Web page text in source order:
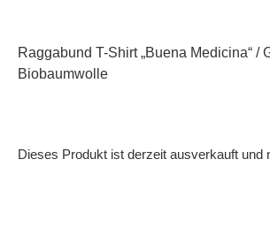
Raggabund T-Shirt „Buena Medicina“ /
Biobaumwolle
Dieses Produkt ist derzeit ausverkauft und